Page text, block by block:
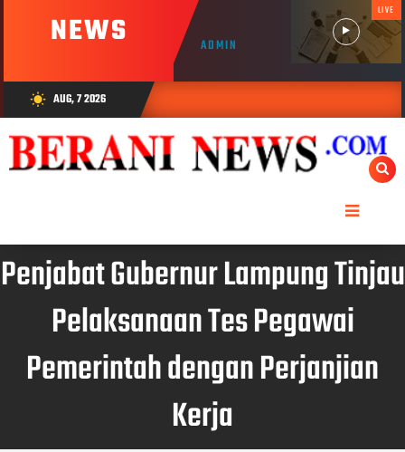
NEWS ADMIN
LIVE
wb_sunny AUG, 7 2026
Penjabat Gubernur Lampung Tinjau
Pelaksanaan Tes Pegawai
Pemerintah dengan Perjanjian
Kerja